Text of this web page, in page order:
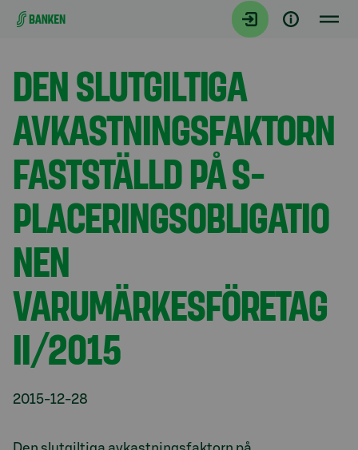
Gå direkt till innehållet
Aktuellt
DEN SLUTGILTIGA
AVKASTNINGSFAKTORN
FASTSTÄLLD PÅ S-
PLACERINGSOBLIGATIO
NEN
VARUMÄRKESFÖRETAG
II/2015
2015-12-28